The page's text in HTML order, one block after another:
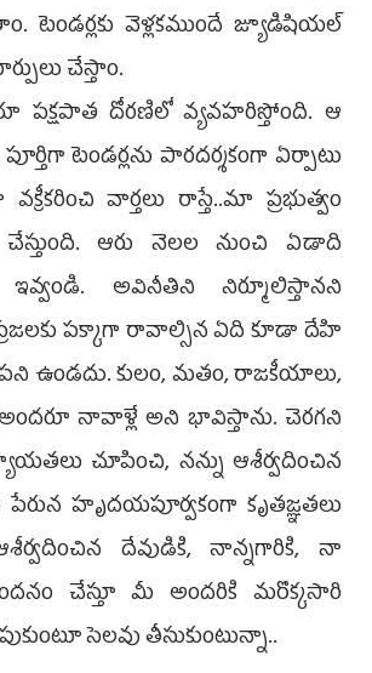
టెండర్లకు వెళ్లకముందే జ్యూడిషియల్‌
చేస్తాం.
పక్షపాత దోరణిలో వ్యవహరిస్తోంది. ఆ
టెండర్లను పారదర్శకంగా ఏర్పాటు
వార్తలు రాస్తే..మా ప్రభుత్వం
ఆరు నెలల నుంచి ఏడాది
అవినీతిని నిర్మూలిస్తానని
పక్కాగా రావాల్సిన ఏది కూడా దేహి
ఉండదు. కులం, మతం, రాజకీయాలు,
నావాళ్లే అని భావిస్తాను. చెరగని
చూపించి, నన్ను ఆశీర్వదించిన
పేరున హృదయపూర్వకంగా కృతజ్ఞతలు
దేవుడికి, నాన్నగారికి, నా
చేస్తూ మీ అందరికి మరొక్కసారి
సెలవు తీసుకుంటున్నా..